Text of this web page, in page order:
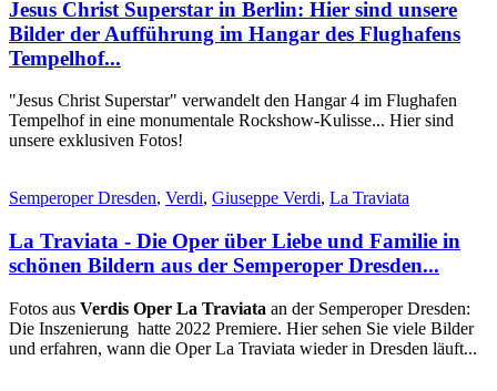
Jesus Christ Superstar in Berlin: Hier sind unsere
Bilder der Aufführung im Hangar des Flughafens
Tempelhof...
"Jesus Christ Superstar" verwandelt den Hangar 4 im Flughafen
Tempelhof in eine monumentale Rockshow-Kulisse... Hier sind
unsere exklusiven Fotos!
Semperoper Dresden, Verdi, Giuseppe Verdi, La Traviata
La Traviata - Die Oper über Liebe und Familie in
schönen Bildern aus der Semperoper Dresden...
Fotos aus Verdis Oper La Traviata an der Semperoper Dresden:
Die Inszenierung hatte 2022 Premiere. Hier sehen Sie viele Bilder
und erfahren, wann die Oper La Traviata wieder in Dresden läuft...